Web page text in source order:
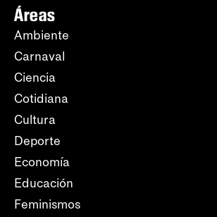
Áreas
Ambiente
Carnaval
Ciencia
Cotidiana
Cultura
Deporte
Economía
Educación
Feminismos